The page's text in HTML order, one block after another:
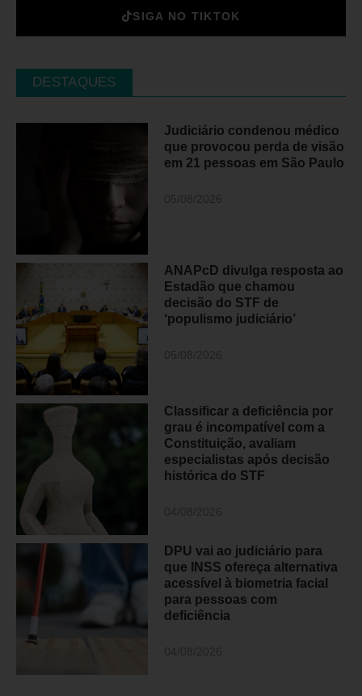
SIGA NO TIKTOK
DESTAQUES
Judiciário condenou médico
que provocou perda de visão
em 21 pessoas em São Paulo
ANAPcD divulga resposta ao
Estadão que chamou
decisão do STF de
‘populismo judiciário’
Classificar a deficiência por
grau é incompatível com a
Constituição, avaliam
especialistas após decisão
histórica do STF
DPU vai ao judiciário para
que INSS ofereça alternativa
acessível à biometria facial
para pessoas com
deficiência